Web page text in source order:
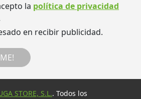
la política de privacidad
en recibir publicidad.
STORE, S.L.. Todos los